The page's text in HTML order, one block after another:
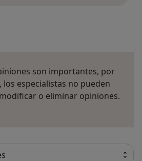
son importantes, por
los especialistas no pueden
o eliminar opiniones.